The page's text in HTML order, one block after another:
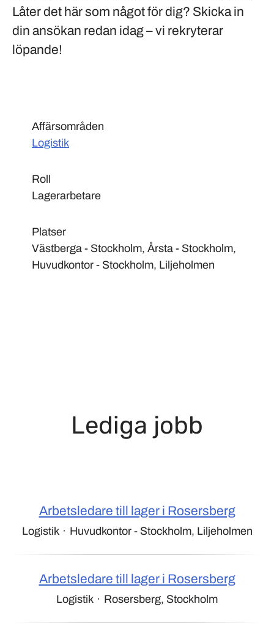
Låter det här som något för dig? Skicka in
din ansökan redan idag – vi rekryterar
löpande!
Affärsområden
Logistik
Roll
Lagerarbetare
Platser
Västberga - Stockholm, Årsta - Stockholm,
Huvudkontor - Stockholm, Liljeholmen
Lediga jobb
Arbetsledare till lager i Rosersberg
Logistik · Huvudkontor - Stockholm, Liljeholmen
Arbetsledare till lager i Rosersberg
Logistik · Rosersberg, Stockholm